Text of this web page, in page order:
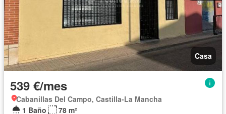
Casa
539 €/mes
Cabanillas Del Campo, Castilla-La Mancha
1 Baño
78 m²